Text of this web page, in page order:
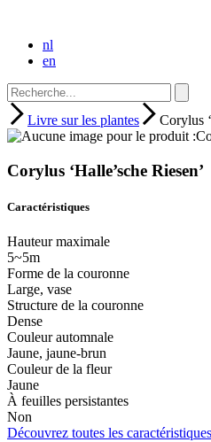
nl
en
Livre sur les plantes Corylus
Corylus ‘Halle’sche Riesen’
Caractéristiques
Hauteur maximale
5~5m
Forme de la couronne
Large, vase
Structure de la couronne
Dense
Couleur automnale
Jaune, jaune-brun
Couleur de la fleur
Jaune
À feuilles persistantes
Non
Découvrez toutes les caractéristiques